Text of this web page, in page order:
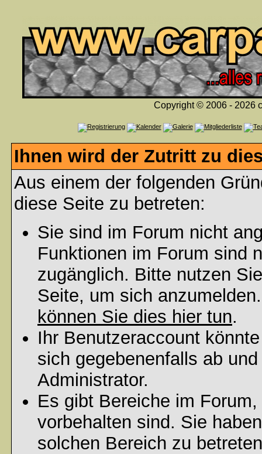
Copyright © 2006 - 2026
Ihnen wird der Zutritt zu
Aus einem der folgenden
diese Seite zu betreten:
Sie sind im Forum nicht
Funktionen im Forum sind
zugänglich. Bitte nutzen
Seite, um sich
können Sie dies hier tun.
Ihr Benutzeraccount
sich gegebenenfalls ab
Administrator.
Es gibt Bereiche im
vorbehalten sind. Sie
solchen Bereich zu